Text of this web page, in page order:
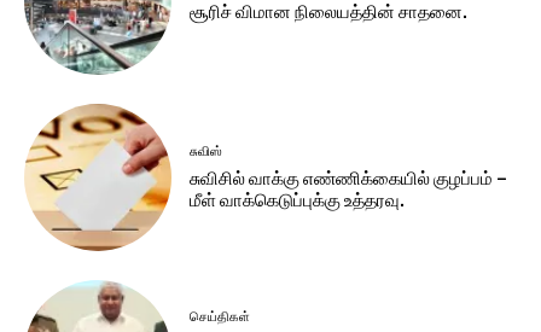
சூரிச் விமான நிலையத்தின் சாதனை.
சுவிஸ்
சுவிசில் வாக்கு எண்ணிக்கையில் குழப்பம் –
மீள் வாக்கெடுப்புக்கு உத்தரவு.
செய்திகள்